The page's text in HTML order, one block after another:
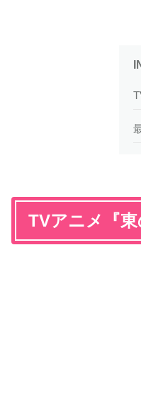
TVアニメ『